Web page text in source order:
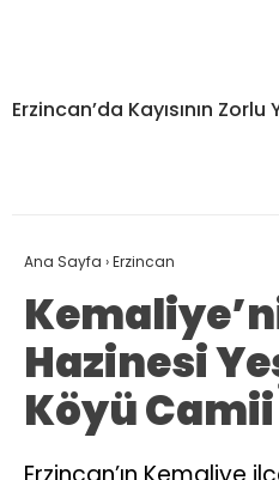
Erzincan’da Kayısının
Ana Sayfa ›Erzincan
Hazinesi
Köyü Camii